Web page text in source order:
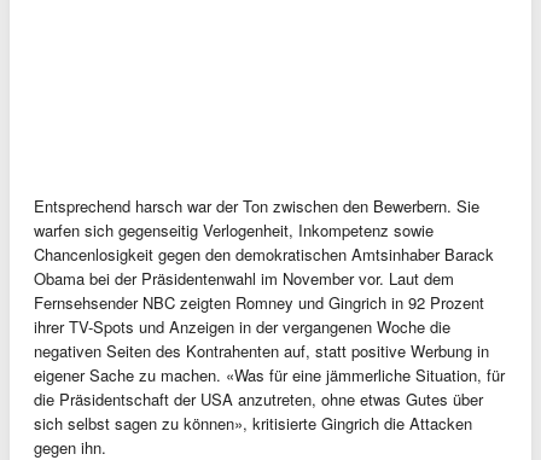
Entsprechend harsch war der Ton zwischen den Bewerbern. Sie
warfen sich gegenseitig Verlogenheit, Inkompetenz sowie
Chancenlosigkeit gegen den demokratischen Amtsinhaber Barack
Obama bei der Präsidentenwahl im November vor. Laut dem
Fernsehsender NBC zeigten Romney und Gingrich in 92 Prozent
ihrer TV-Spots und Anzeigen in der vergangenen Woche die
negativen Seiten des Kontrahenten auf, statt positive Werbung in
eigener Sache zu machen. «Was für eine jämmerliche Situation, für
die Präsidentschaft der USA anzutreten, ohne etwas Gutes über
sich selbst sagen zu können», kritisierte Gingrich die Attacken
gegen ihn.